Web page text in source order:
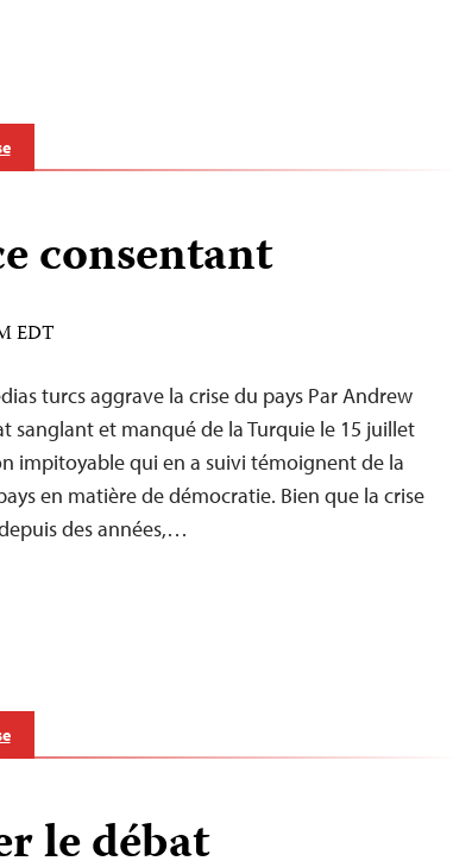
consentant
EDT
turcs aggrave la crise du pays Par Andrew
sanglant et manqué de la Turquie le 15 juillet
impitoyable qui en a suivi témoignent de la
en matière de démocratie. Bien que la crise
des années,…